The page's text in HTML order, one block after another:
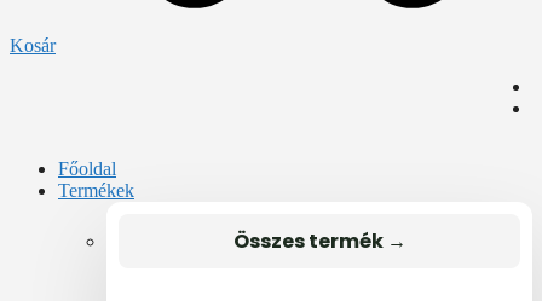
Kosár
Főoldal
Termékek
Összes termék →